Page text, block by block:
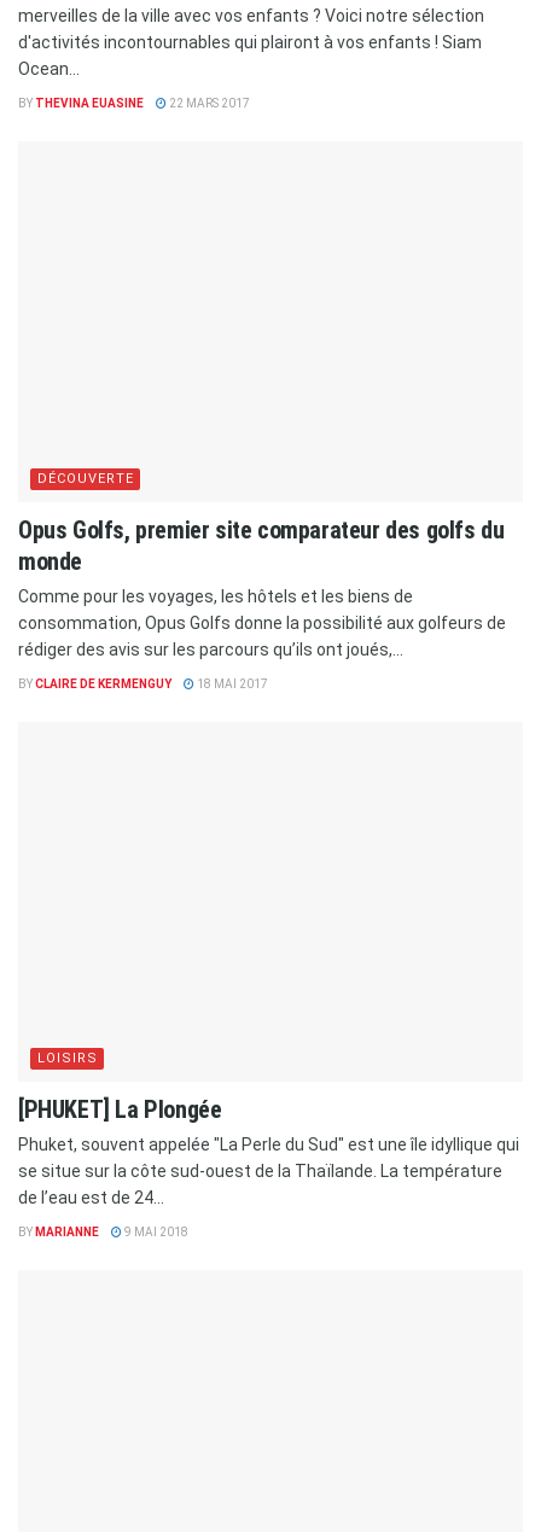
merveilles de la ville avec vos enfants ? Voici notre sélection
d'activités incontournables qui plairont à vos enfants ! Siam
Ocean...
BY THEVINA EUASINE 22 MARS 2017
DÉCOUVERTE
Opus Golfs, premier site comparateur des golfs du
monde
Comme pour les voyages, les hôtels et les biens de
consommation, Opus Golfs donne la possibilité aux golfeurs de
rédiger des avis sur les parcours qu’ils ont joués,...
BYCLAIRE DE KERMENGUY 18 MAI 2017
LOISIRS
[PHUKET] La Plongée
Phuket, souvent appelée "La Perle du Sud" est une île idyllique qui
se situe sur la côte sud-ouest de la Thaïlande. La température
de l’eau est de 24...
BY MARIANNE 9 MAI 2018